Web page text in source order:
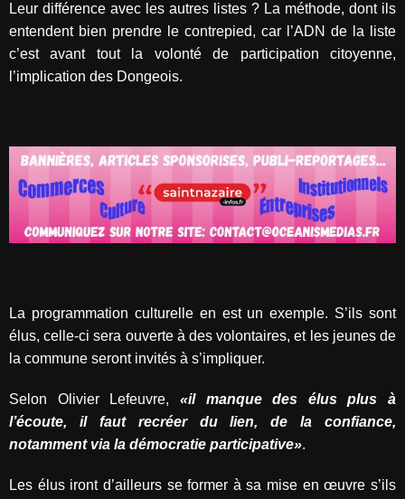
Leur différence avec les autres listes ? La méthode, dont ils
entendent bien prendre le contrepied, car l’ADN de la liste
c’est avant tout la volonté de participation citoyenne,
l’implication des Dongeois.
La programmation culturelle en est un exemple. S’ils sont
élus, celle-ci sera ouverte à des volontaires, et les jeunes de
la commune seront invités à s’impliquer.
Selon Olivier Lefeuvre, «il manque des élus plus à
l’écoute, il faut recréer du lien, de la confiance,
notamment via la démocratie participative».
Les élus iront d’ailleurs se former à sa mise en œuvre s’ils